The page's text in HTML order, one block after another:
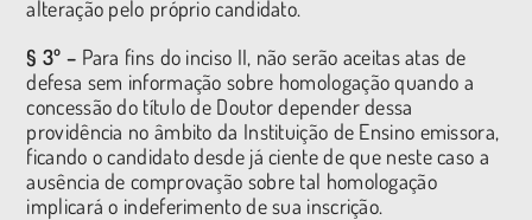
alteração pelo próprio candidato.
§ 3º – Para fins do inciso II, não serão aceitas atas de
defesa sem informação sobre homologação quando a
concessão do título de Doutor depender dessa
providência no âmbito da Instituição de Ensino emissora,
ficando o candidato desde já ciente de que neste caso a
ausência de comprovação sobre tal homologação
implicará o indeferimento de sua inscrição.